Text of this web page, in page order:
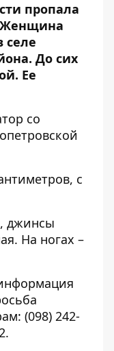
пропала
Женщина
селе
До сих
Ее
со
с
джинсы
На ногах –
(098) 242-